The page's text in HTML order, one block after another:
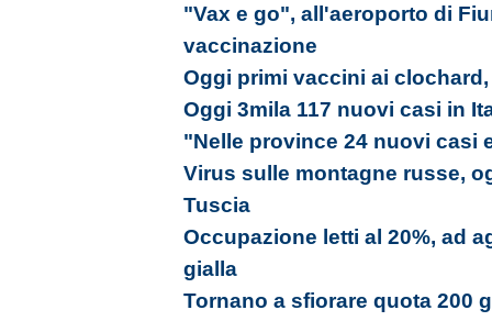
"Vax e go", all'aeroporto di
vaccinazione
Oggi primi vaccini ai
Oggi 3mila 117 nuovi casi in
"Nelle province 24 nuovi casi
Virus sulle montagne russe,
Tuscia
Occupazione letti al 20%, ad
gialla
Tornano a sfiorare quota 200